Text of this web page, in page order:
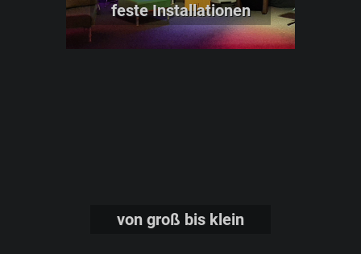
feste Installationen
von groß bis klein